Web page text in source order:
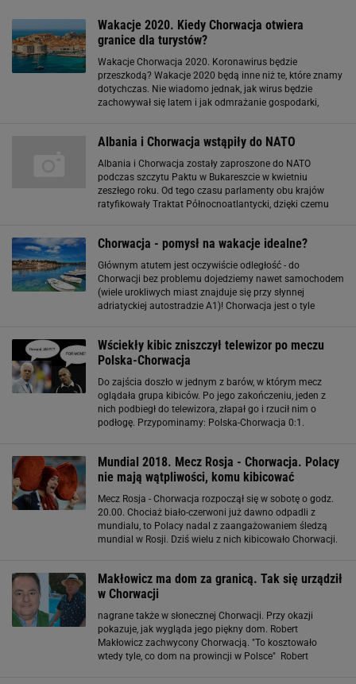
Wakacje 2020. Kiedy Chorwacja otwiera
granice dla turystów?
Wakacje Chorwacja 2020. Koronawirus będzie
przeszkodą? Wakacje 2020 będą inne niż te, które znamy
dotychczas. Nie wiadomo jednak, jak wirus będzie
zachowywał się latem i jak odmrażanie gospodarki,
Albania i Chorwacja wstąpiły do NATO
Albania i Chorwacja zostały zaproszone do NATO
podczas szczytu Paktu w Bukareszcie w kwietniu
zeszłego roku. Od tego czasu parlamenty obu krajów
ratyfikowały Traktat Północnoatlantycki, dzięki czemu
Chorwacja - pomysł na wakacje idealne?
Głównym atutem jest oczywiście odległość - do
Chorwacji bez problemu dojedziemy nawet samochodem
(wiele urokliwych miast znajduje się przy słynnej
adriatyckiej autostradzie A1)! Chorwacja jest o tyle
Wściekły kibic zniszczył telewizor po meczu
Polska-Chorwacja
Do zajścia doszło w jednym z barów, w którym mecz
oglądała grupa kibiców. Po jego zakończeniu, jeden z
nich podbiegł do telewizora, złapał go i rzucił nim o
podłogę. Przypominamy: Polska-Chorwacja 0:1.
Mundial 2018. Mecz Rosja - Chorwacja. Polacy
nie mają wątpliwości, komu kibicować
Mecz Rosja - Chorwacja rozpoczął się w sobotę o godz.
20.00. Chociaż biało-czerwoni już dawno odpadli z
mundialu, to Polacy nadal z zaangażowaniem śledzą
mundial w Rosji. Dziś wielu z nich kibicowało Chorwacji.
Makłowicz ma dom za granicą. Tak się urządził
w Chorwacji
nagrane także w słonecznej Chorwacji. Przy okazji
pokazuje, jak wygląda jego piękny dom. Robert
Makłowicz zachwycony Chorwacją. "To kosztowało
wtedy tyle, co dom na prowincji w Polsce" Robert